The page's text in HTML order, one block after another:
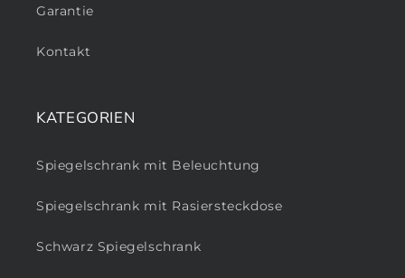
Garantie
Kontakt
KATEGORIEN
Spiegelschrank mit Beleuchtung
Spiegelschrank mit Rasiersteckdose
Schwarz Spiegelschrank